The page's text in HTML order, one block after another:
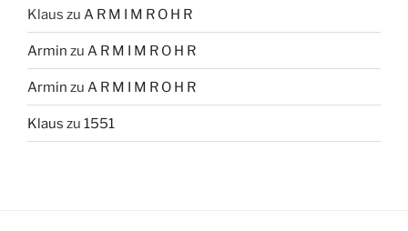
Klaus zu A R M I M R O H R
Armin zu A R M I M R O H R
Armin zu A R M I M R O H R
Klaus zu 1551